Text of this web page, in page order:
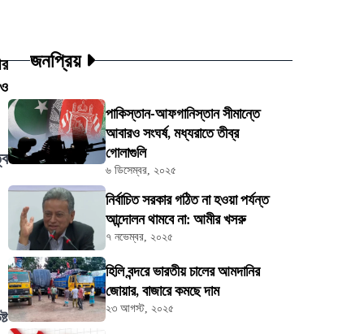
জনপ্রিয়
পাকিস্তান-আফগানিস্তান সীমান্তে
আবারও সংঘর্ষ, মধ্যরাতে তীব্র
গোলাগুলি
৬ ডিসেম্বর, ২০২৫
নির্বাচিত সরকার গঠিত না হওয়া পর্যন্ত
আন্দোলন থামবে না: আমীর খসরু
৭ নভেম্বর, ২০২৫
হিলি বন্দরে ভারতীয় চালের আমদানির
জোয়ার, বাজারে কমছে দাম
২৩ আগস্ট, ২০২৫